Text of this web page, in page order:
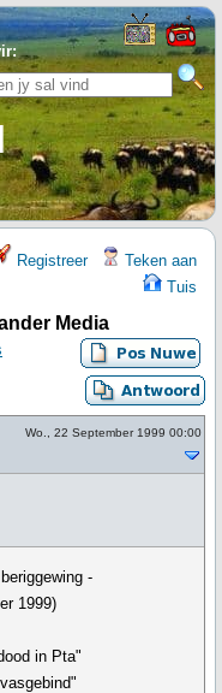
Registreer
Teken aan
Tuis
Media
Wo., 22 September 1999 00:00
-
1999)
in Pta"